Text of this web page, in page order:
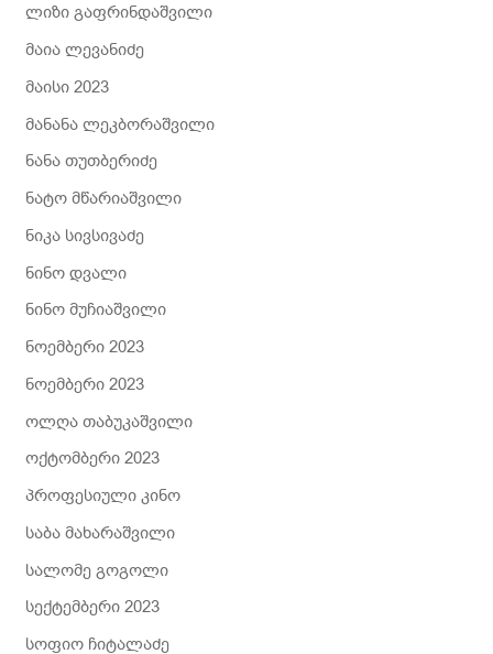
ლიზი გაფრინდაშვილი
მაია ლევანიძე
მაისი 2023
მანანა ლეკბორაშვილი
ნანა თუთბერიძე
ნატო მწარიაშვილი
ნიკა სივსივაძე
ნინო დვალი
ნინო მუჩიაშვილი
ნოემბერი 2023
ნოემბერი 2023
ოლღა თაბუკაშვილი
ოქტომბერი 2023
პროფესიული კინო
საბა მახარაშვილი
სალომე გოგოლი
სექტემბერი 2023
სოფიო ჩიტალაძე